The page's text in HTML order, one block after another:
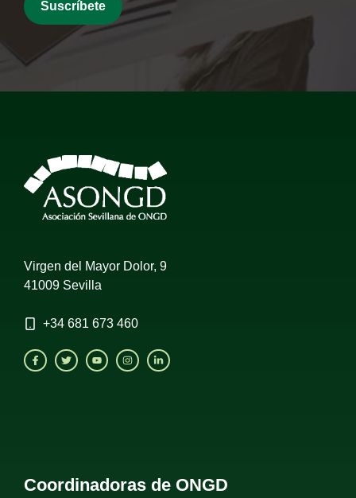
Virgen del Mayor Dolor, 9
41009 Sevilla
+34 681 673 460
Coordinadoras de ONGD